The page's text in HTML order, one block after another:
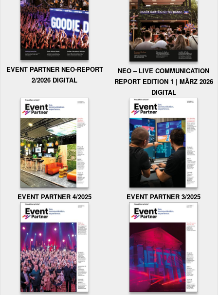
EVENT PARTNER NEO-REPORT
2/2026 DIGITAL
NEO – LIVE COMMUNICATION
REPORT EDITION 1 | MÄRZ 2026
DIGITAL
EVENT PARTNER 4/2025 EVENT PARTNER 3/2025